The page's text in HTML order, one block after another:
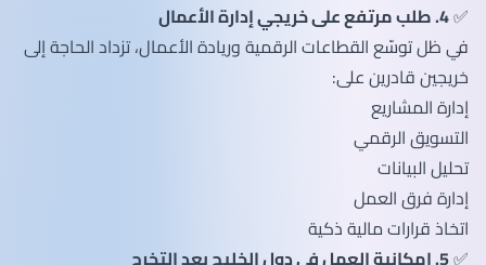
✅4. طلب مرتفع على خريجي إدارة الأعمال
في ظل توسّع القطاعات الرقمية وريادة الأعمال، تزداد الحاجة إلى
خريجين قادرين على:
إدارة المشاريع
التسويق الرقمي
تحليل البيانات
إدارة فرق العمل
اتخاذ قرارات مالية ذكية
✅5. إمكانية العمل في دول الخليج بعد التخرج